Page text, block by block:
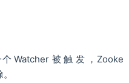
Watcher 被 触 发 ，Zooke